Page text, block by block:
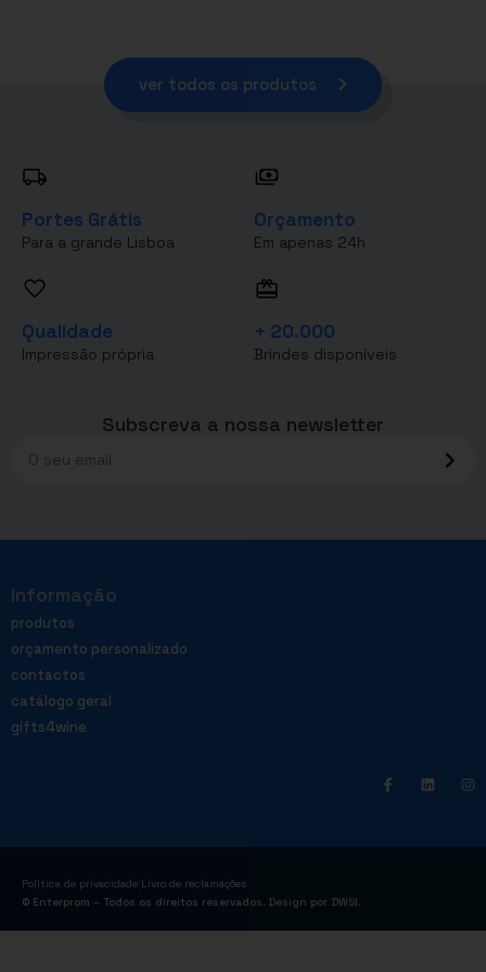
ver todos os produtos
Portes Grátis
Para a grande Lisboa
Orçamento
Em apenas 24h
Qualidade
Impressão própria
+ 20.000
Brindes disponíveis
Subscreva a nossa newsletter
Informação
produtos
orçamento personalizado
contactos
catálogo geral
gifts4wine
Política de privacidade Livro de reclamações
© Enterprom – Todos os direitos reservados. Design por DWSI.